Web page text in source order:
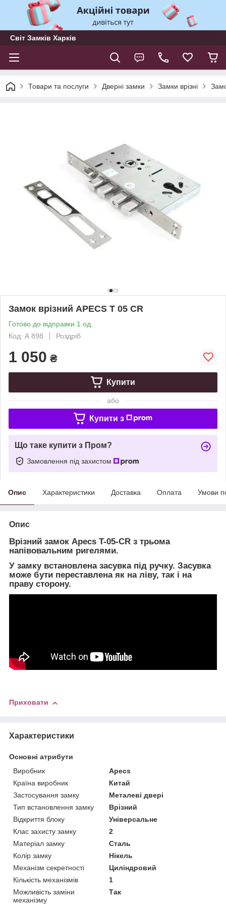
Світ Замків Харків
Товари та послуги Дверні замки Замки врізні
Замок врізний APECS T 05 CR
Готово до відправки 1 од.
Код: А 898
Роздріб
1 050 ₴
Купити
або
Купити з
Що таке купити з Пром?
Замовлення під захистом
Опис Характеристики Доставка Оплата Умови
Опис
Врізний замок Apecs T-05-CR з трьома
напівовальним ригелями.
У замку встановлена засувка під ручку. Засувка
може бути переставлена як на ліву, так і на
праву сторону.
Приховати
Характеристики
Основні атрибути
Виробник
Apecs
Країна виробник
Китай
Застосування замку
Металеві двері
Тип встановлення замку
Врізний
Відкриття блоку
Універсальне
Клас захисту замку
2
Матеріал замку
Сталь
Колір замку
Нікель
Механізм секретності
Циліндровий
Кількість механізмів
1
Можливість заміни
механізму
Так